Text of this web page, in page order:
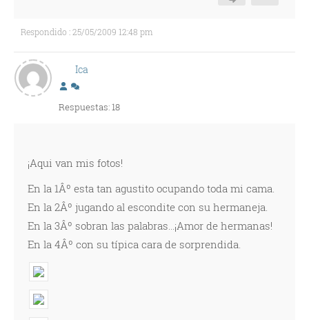
Respondido : 25/05/2009 12:48 pm
Ica
Respuestas: 18
¡Aqui van mis fotos!
En la 1Âº esta tan agustito ocupando toda mi cama.
En la 2Âº jugando al escondite con su hermaneja.
En la 3Âº sobran las palabras...¡Amor de hermanas!
En la 4Âº con su tí­pica cara de sorprendida.